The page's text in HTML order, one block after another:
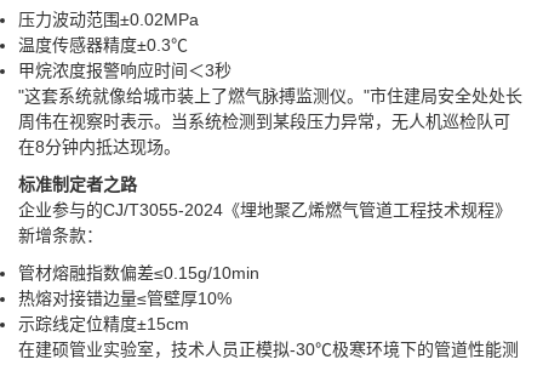
压力波动范围±0.02MPa
温度传感器精度±0.3℃
甲烷浓度报警响应时间＜3秒
"这套系统就像给城市装上了燃气脉搏监测仪。"市住建局安全处处长
周伟在视察时表示。当系统检测到某段压力异常，无人机巡检队可
在8分钟内抵达现场。
标准制定者之路
企业参与的CJ/T3055-2024《埋地聚乙烯燃气管道工程技术规程》
新增条款：
管材熔融指数偏差≤0.15g/10min
热熔对接错边量≤管壁厚10%
示踪线定位精度±15cm
在建硕管业实验室，技术人员正模拟-30℃极寒环境下的管道性能测